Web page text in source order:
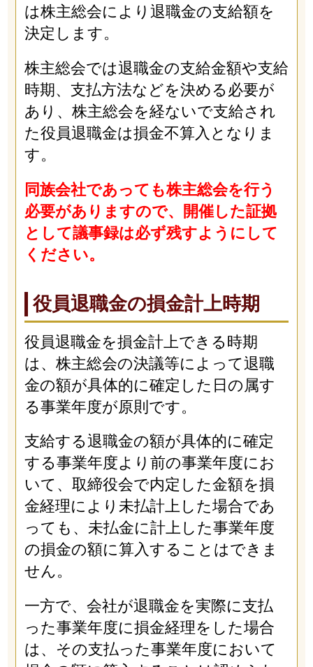
は株主総会により退職金の支給額を
決定します。
株主総会では退職金の支給金額や支給
時期、支払方法などを決める必要が
あり、株主総会を経ないで支給され
た役員退職金は損金不算入となりま
す。
同族会社であっても株主総会を行う
必要がありますので、開催した証拠
として議事録は必ず残すようにして
ください。
役員退職金の損金計上時期
役員退職金を損金計上できる時期
は、株主総会の決議等によって退職
金の額が具体的に確定した日の属す
る事業年度が原則です。
支給する退職金の額が具体的に確定
する事業年度より前の事業年度にお
いて、取締役会で内定した金額を損
金経理により未払計上した場合であ
っても、未払金に計上した事業年度
の損金の額に算入することはできま
せん。
一方で、会社が退職金を実際に支払
った事業年度に損金経理をした場合
は、その支払った事業年度において